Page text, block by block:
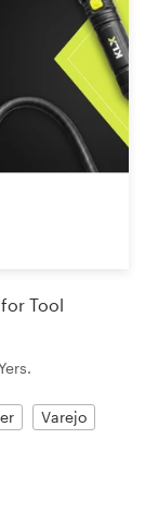
Tool
Varejo